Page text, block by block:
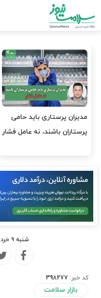
وقت وزیر بهداشت باید صرف
افتتاح پروژه‌ها شود؟
شنبه ۹ خرداد ۱۴۰۵ - ۱۰:۱۵
کد خبر: 398277
بازار سلامت